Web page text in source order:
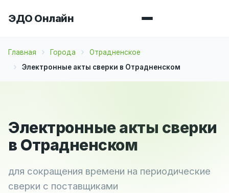
ЭДО Онлайн
Главная Города
Отрадненское
Электронные акты сверки в Отрадненском
Электронные акты сверки
в Отрадненском
для сокращения времени на периодические
сверки с поставщиками